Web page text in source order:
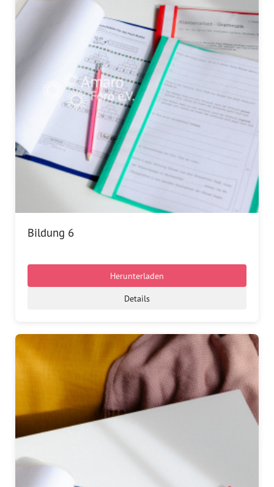
Bildungsangebote für
Leistungsbehörden und
Sozialberatungsstellen
Dokumentationsstelle
Antiziganismus – DOSTA
Internationale Jugendarbeit
Abgeschlossene Projekte
Materialien
Publikationen
Plakate
Pressemitteilungen
Pressespiegel
Bildung 6
Herunterladen
Details